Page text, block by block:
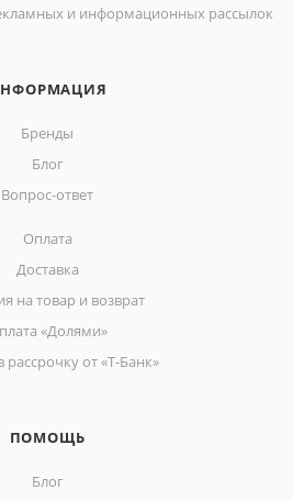
и информационных рассылок
Бренды
Блог
Вопрос-ответ
Оплата
Доставка
на товар и возврат
«Долями»
рассрочку от «Т-Банк»
ПОМОЩЬ
Блог